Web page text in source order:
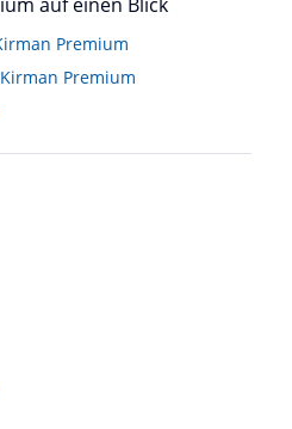
auf einen Blick
Premium
Premium